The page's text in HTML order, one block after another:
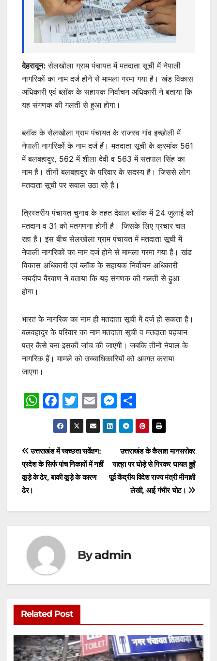
देहरादून: सेलखोला ग्राम पंचायत में मतदाता सूची में नेपाली
नागरिकों का नाम दर्ज होने से मामला गरमा गया है। खंड विकास
अधिकारी एवं ब्लॉक के सहायक निर्वाचन अधिकारी ने बताया कि
यह संगणक की गलती से हुआ होगा।
ब्लॉक के सेलखोला ग्राम पंचायत के राजस्व गांव इच्छोली में
नेपाली नागरिकों के नाम दर्ज हैं। मतदाता सूची के क्रमांक 561
में बलबहादुर, 562 में शीला देवी व 563 में सतपाल सिंह का
नाम है। तीनों बलबहादुर के परिवार के सदस्य है। जिससे लोग
मतदाता सूची पर सवाल उठा रहे है।
त्रिस्तरीय पंचायत चुनाव के तहत देवाल ब्लॉक में 24 जुलाई को
मतदान व 31 को मतगणना होनी है। जिसके लिए प्रचार चल
रहा है। इस बीच सेलखोला ग्राम पंचायत में मतदाता सूची में
नेपाली नागरिकों का नाम दर्ज होने से मामला गरमा गया है। खंड
विकास अधिकारी एवं ब्लॉक के सहायक निर्वाचन अधिकारी
जयदीप बैरवाण ने बताया कि यह संगणक की गलती से हुआ
होगा।
भारत के नागरिक का नाम ही मतदाता सूची में दर्ज हो सकता है।
बलवहादुर के परिवार का नाम मतदाता सूची व मतदाता पहचान
पत्र कैसे बना इसकी जांच की जाएगी। जबकि तीनों नेपाल के
नागरिक हैं। मामले को उच्चाधिकारियों को अवगत कराया
जाएगा।
W
s
A
p
F
a
c
e
b
o
k
T
w
itt
er
E
m
ai
l
M
e
s
s
e
n
er
h
ar
e
Post
navigation
उत्तराखंड के कैलाश मानसरोवर
यात्रा पर घोड़े से गिरकर घायल हुईं
पूर्व केंद्रीय विदेश राज्य मंत्री मीनाक्षी
लेखी, आई गंभीर चोट।
उत्तराखंड में स्वच्छता सर्वेक्षण:
प्रदेश के सिर्फ पांच निकायों में नहीं
कूड़े के ढेर, बाकी कूड़े के कारण
ढेर।
Byadmin
Related Post